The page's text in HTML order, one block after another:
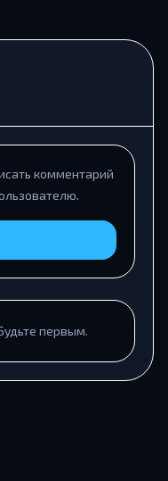
комментарий
первым.